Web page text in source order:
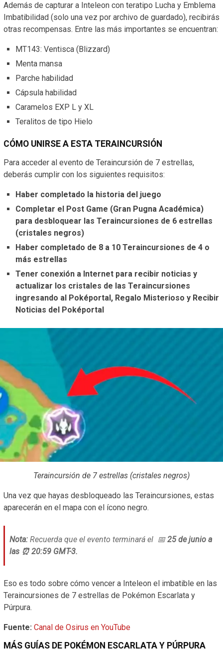
Además de capturar a Inteleon con teratipo Lucha y Emblema
Imbatibilidad (solo una vez por archivo de guardado), recibirás
otras recompensas. Entre las más importantes se encuentran:
MT143: Ventisca (Blizzard)
Menta mansa
Parche habilidad
Cápsula habilidad
Caramelos EXP L y XL
Teralitos de tipo Hielo
CÓMO UNIRSE A ESTA TERAINCURSIÓN
Para acceder al evento de Teraincursión de 7 estrellas,
deberás cumplir con los siguientes requisitos:
Haber completado la historia del juego
Completar el Post Game (Gran Pugna Académica)
para desbloquear las Teraincursiones de 6 estrellas
(cristales negros)
Haber completado de 8 a 10 Teraincursiones de 4 o
más estrellas
Tener conexión a Internet para recibir noticias y
actualizar los cristales de las Teraincursiones
ingresando al Poképortal, Regalo Misterioso y Recibir
Noticias del Poképortal
Teraincursión de 7 estrellas (cristales negros)
Una vez que hayas desbloqueado las Teraincursiones, estas
aparecerán en el mapa con el ícono negro.
Nota: Recuerda que el evento terminará el 📅25 de junio a
las ⏰ 20:59 GMT-3.
Eso es todo sobre cómo vencer a Inteleon el imbatible en las
Teraincursiones de 7 estrellas de Pokémon Escarlata y
Púrpura.
Fuente: Canal de Osirus en YouTube
MÁS GUÍAS DE POKÉMON ESCARLATA Y PÚRPURA